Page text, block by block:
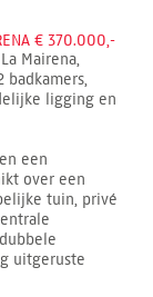
€ 370.000,-
Mairena,
badkamers,
ligging en
een
over een
tuin, privé
uitgeruste